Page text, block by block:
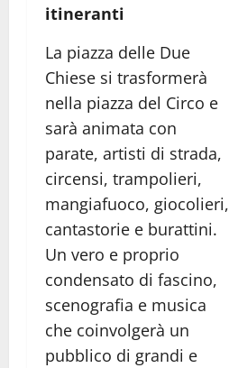
itineranti
La piazza delle Due
Chiese si trasformerà
nella piazza del Circo e
sarà animata con
parate, artisti di strada,
circensi, trampolieri,
mangiafuoco, giocolieri,
cantastorie e burattini.
Un vero e proprio
condensato di fascino,
scenografia e musica
che coinvolgerà un
pubblico di grandi e